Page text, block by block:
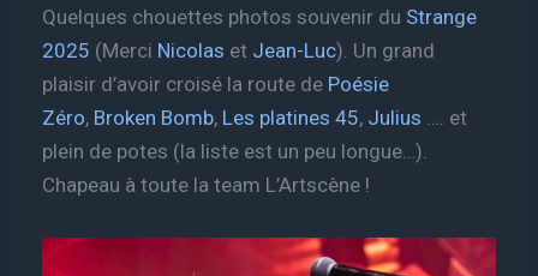
Quelques chouettes photos souvenir du Strange
2025 (Merci Nicolas et Jean-Luc). Un grand
plaisir d’avoir croisé la route de Poésie
Zéro, Broken Bomb, Les platines 45, Julius …. et
plein de potes (la liste est un peu longue…).
Chapeau à toute la team L’Artscène !